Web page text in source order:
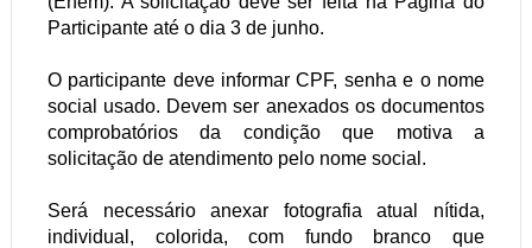
Participante até o dia 3 de junho.
O participante deve informar CPF, senha e o nome
social usado. Devem ser anexados os documentos
comprobatórios da condição que motiva a
solicitação de atendimento pelo nome social.
Será necessário anexar fotografia atual nítida,
individual, colorida, com fundo branco que